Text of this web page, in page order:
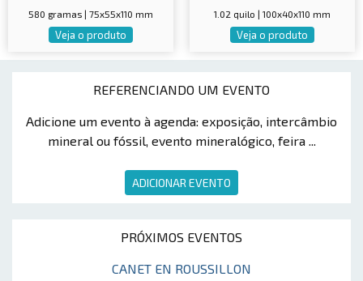
REFERENCIANDO UM EVENTO
Adicione um evento à agenda: exposição, intercâmbio
mineral ou fóssil, evento mineralógico, feira ...
ADICIONAR EVENTO
PRÓXIMOS EVENTOS
CANET EN ROUSSILLON
580 gramas | 75x55x110 mm
Veja o produto
1.02 quilo | 100x40x110 mm
Veja o produto